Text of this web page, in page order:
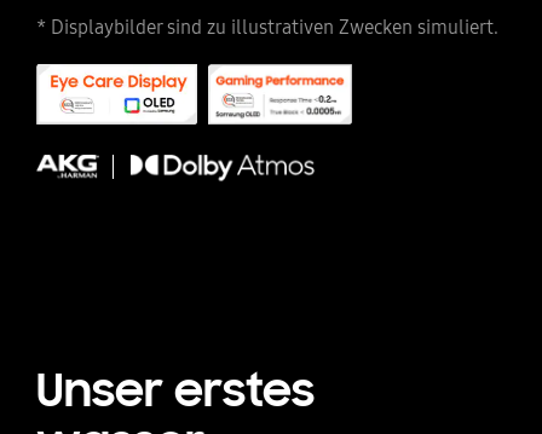
* Displaybilder sind zu illustrativen Zwecken simuliert.
Unser erstes